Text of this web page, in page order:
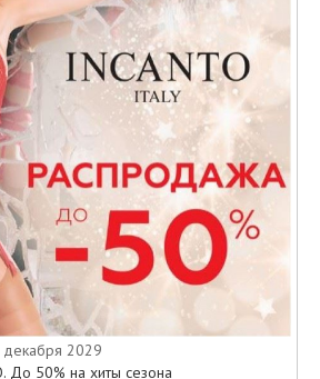
2029
До 50% на хиты сезона